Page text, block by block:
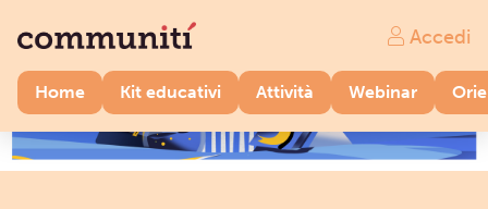
Home Kit educativi Attività Webinar
Accedi